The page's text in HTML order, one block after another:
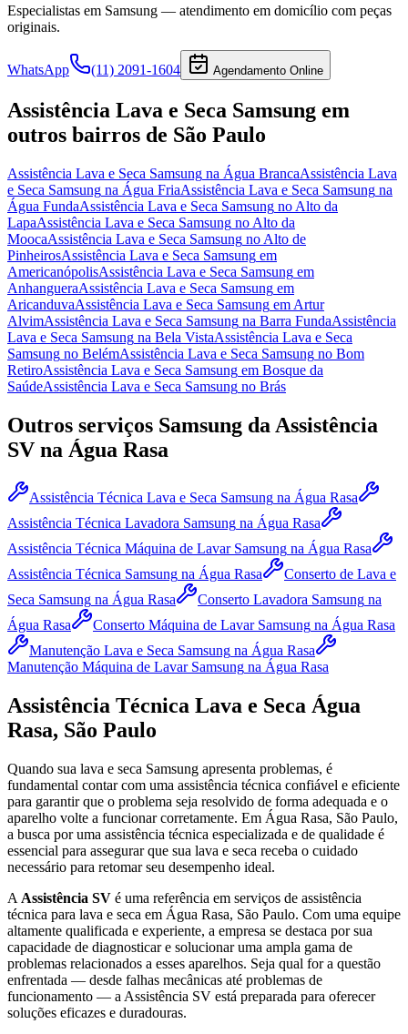
Especialistas em Samsung — atendimento em domicílio com peças
originais.
WhatsApp (11) 2091-1604 Agendamento Online
Assistência Lava e Seca Samsung em
outros bairros de São Paulo
Assistência Lava e Seca Samsung na Água BrancaAssistência Lava
e Seca Samsung na Água FriaAssistência Lava e Seca Samsung na
Água FundaAssistência Lava e Seca Samsung no Alto da
LapaAssistência Lava e Seca Samsung no Alto da
MoocaAssistência Lava e Seca Samsung no Alto de
PinheirosAssistência Lava e Seca Samsung em
AmericanópolisAssistência Lava e Seca Samsung em
AnhangueraAssistência Lava e Seca Samsung em
AricanduvaAssistência Lava e Seca Samsung em Artur
AlvimAssistência Lava e Seca Samsung na Barra FundaAssistência
Lava e Seca Samsung na Bela VistaAssistência Lava e Seca
Samsung no BelémAssistência Lava e Seca Samsung no Bom
RetiroAssistência Lava e Seca Samsung em Bosque da
SaúdeAssistência Lava e Seca Samsung no Brás
Outros serviços Samsung da Assistência
SV na Água Rasa
Assistência Técnica Lava e Seca Samsung na Água Rasa
Assistência Técnica Lavadora Samsung na Água Rasa
Assistência Técnica Máquina de Lavar Samsung na Água Rasa
Assistência Técnica Samsung na Água Rasa
Conserto de Lava e
Seca Samsung na Água Rasa Conserto Lavadora Samsung na
Água Rasa
Conserto Máquina de Lavar Samsung na Água Rasa
Manutenção Lava e Seca Samsung na Água Rasa
Manutenção Máquina de Lavar Samsung na Água Rasa
Assistência Técnica Lava e Seca Água
Rasa, São Paulo
Quando sua lava e seca Samsung apresenta problemas, é
fundamental contar com uma assistência técnica confiável e eficiente
para garantir que o problema seja resolvido de forma adequada e o
aparelho volte a funcionar corretamente. Em Água Rasa, São Paulo,
a busca por uma assistência técnica especializada e de qualidade é
essencial para assegurar que sua lava e seca receba o cuidado
necessário para retomar seu desempenho ideal.
A Assistência SV é uma referência em serviços de assistência
técnica para lava e seca em Água Rasa, São Paulo. Com uma equipe
altamente qualificada e experiente, a empresa se destaca por sua
capacidade de diagnosticar e solucionar uma ampla gama de
problemas relacionados a esses aparelhos. Seja qual for a questão
enfrentada — desde falhas mecânicas até problemas de
funcionamento — a Assistência SV está preparada para oferecer
soluções eficazes e duradouras.